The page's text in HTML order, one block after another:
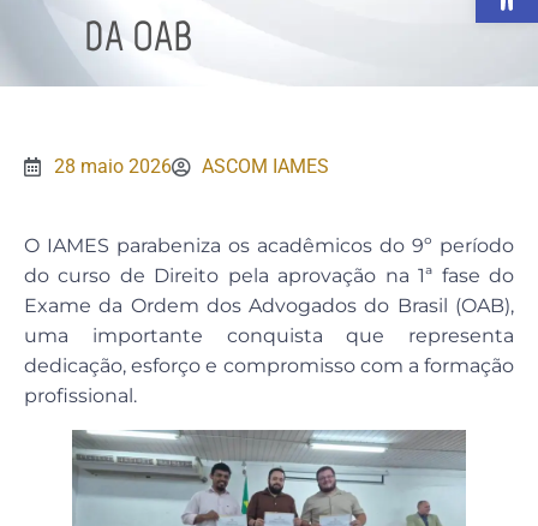
DA OAB
28 maio 2026 ASCOM IAMES
O IAMES parabeniza os acadêmicos do 9º período
do curso de Direito pela aprovação na 1ª fase do
Exame da Ordem dos Advogados do Brasil (OAB),
uma importante conquista que representa
dedicação, esforço e compromisso com a formação
profissional.